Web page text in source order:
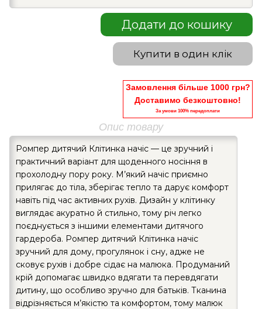
Додати до кошику
Купити в один клік
Замовлення більше 1000 грн?
Доставимо безкоштовно!
За умови 100% передоплати
Опис товару
Ромпер дитячий Клітинка начіс — це зручний і
практичний варіант для щоденного носіння в
прохолодну пору року. М’який начіс приємно
прилягає до тіла, зберігає тепло та дарує комфорт
навіть під час активних рухів. Дизайн у клітинку
виглядає акуратно й стильно, тому річ легко
поєднується з іншими елементами дитячого
гардероба. Ромпер дитячий Клітинка начіс
зручний для дому, прогулянок і сну, адже не
сковує рухів і добре сідає на малюка. Продуманий
крій допомагає швидко вдягати та перевдягати
дитину, що особливо зручно для батьків. Тканина
відрізняється м’якістю та комфортом, тому малюк